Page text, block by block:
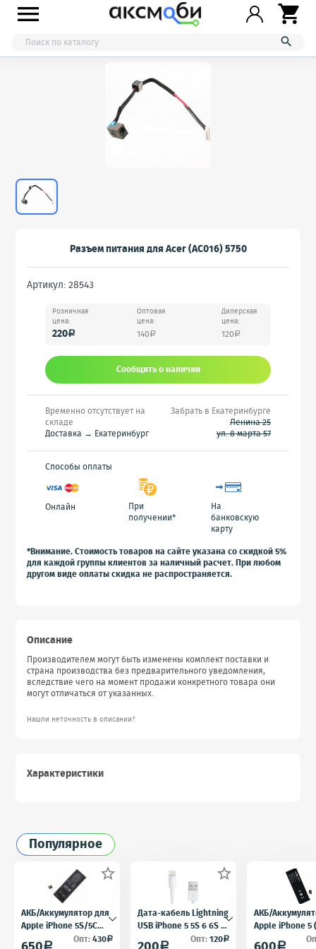



Разъем питания для Acer (AC016) 5750
Артикул: 28543
Розничная
цена:
220a
Оптовая
цена:
140 a
Дилерская
цена:
120 a
Сообщить o наличии
Временно отсутствует на
складе
Доставка → Екатеринбург
Забрать в Екатеринбурге
Ленина 25
ул. 8 марта 57
Способы оплаты
Онлайн
При
получении*
На
банковскую
карту
*Внимание. Стоимость товаров на сайте указана со скидкой 5%
для каждой группы клиентов за наличный расчет. При любом
другом виде оплаты скидка не распространяется.
Описание
Производителем могут быть изменены комплект поставки и
страна производства без предварительного уведомления,
вследствие чего на момент продажи конкретного товара они
могут отличаться от указанных.
Нашли неточность в описании?
Характеристики
Популярное

АКБ/Аккумулятор для
Apple iPhone 5S/5C
(Айфон 5C/5Ц) тех.
a Опт:430a

Дата-кабель Lightning
USB iPhone 5 5S 6 6S 7
для iPad 4 iPad mini
a Опт:120a
АКБ/
Apple iPhone
5) тех.
a